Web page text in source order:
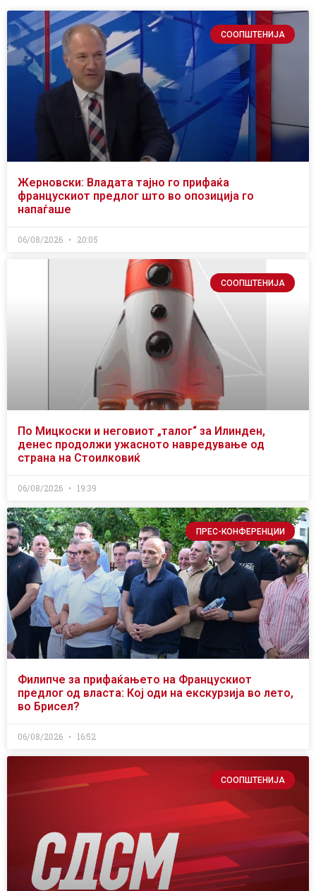
СООПШТЕНИЈА
Жерновски: Владата тајно го прифаќа
францускиот предлог што во опозиција го
напаѓаше
06/08/2026 20:05
СООПШТЕНИЈА
По Мицкоски и неговиот „талог“ за Илинден,
денес продолжи ужасното навредување од
страна на Стоилковиќ
06/08/2026 19:39
ПРЕС-КОНФЕРЕНЦИИ
Филипче за прифаќањето на Францускиот
предлог од власта: Кој оди на екскурзија во лето,
во Брисел?
06/08/2026 16:52
СООПШТЕНИЈА